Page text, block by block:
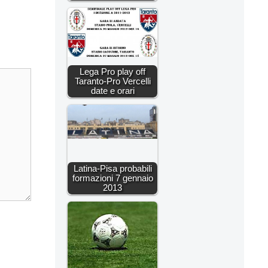
Lega Pro play off
Taranto-Pro Vercelli
date e orari
Latina-Pisa probabili
formazioni 7 gennaio
2013